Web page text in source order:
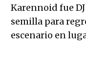
Karennoid fue
semilla para
escenario en